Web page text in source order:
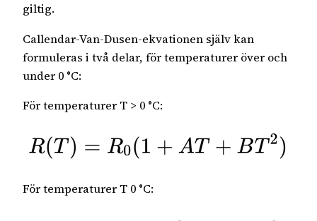
giltig.
Callendar-Van-Dusen-ekvationen själv kan
formuleras i två delar, för temperaturer över och
under 0 °C:
För temperaturer T > 0 °C:
För temperaturer T 0 °C: